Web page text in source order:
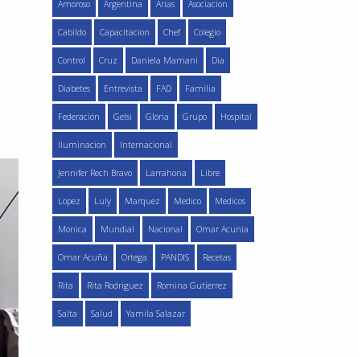
Amoroso Argentina Arias Asociacion
Cabildo Capacitacion Chef Colegio
Control Cruz Daniela Mamani Dia
Diabetes Entrevista FAD Familia
Federación Gelsi Gloria Grupo Hospital
Iluminacion Internacional
Jennifer Rech Bravo Larrahona Libre
Lopez Luly Marquez Medico Medicos
Monica Mundial Nacional Omar Acunia
Omar Acuña Ortega PANDIS Recetas
Rita Rita Rodriguez Romina Gutierrez
Salta Salud Yamila Salazar